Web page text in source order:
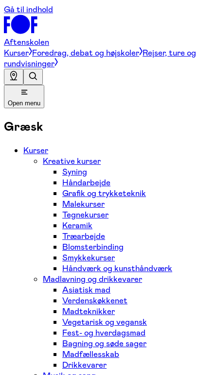
Gå til indhold
Aftenskolen
Kurser Foredrag, debat og højskoler Rejser, ture og
rundvisninger
Open menu
Græsk
Kurser
Kreative kurser
Syning
Håndarbejde
Grafik og trykketeknik
Malekurser
Tegnekurser
Keramik
Træarbejde
Blomsterbinding
Smykkekurser
Håndværk og kunsthåndværk
Madlavning og drikkevarer
Asiatisk mad
Verdenskøkkenet
Madteknikker
Vegetarisk og vegansk
Fest- og hverdagsmad
Bagning og søde sager
Madfællesskab
Drikkevarer